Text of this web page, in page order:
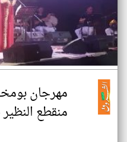
مهرجان
منقطع